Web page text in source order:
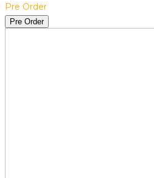
Pre Order
Pre Order